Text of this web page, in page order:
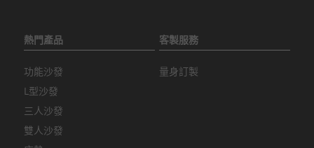
熱門產品
功能沙發
L型沙發
三人沙發
雙人沙發
客製服務
量身訂製